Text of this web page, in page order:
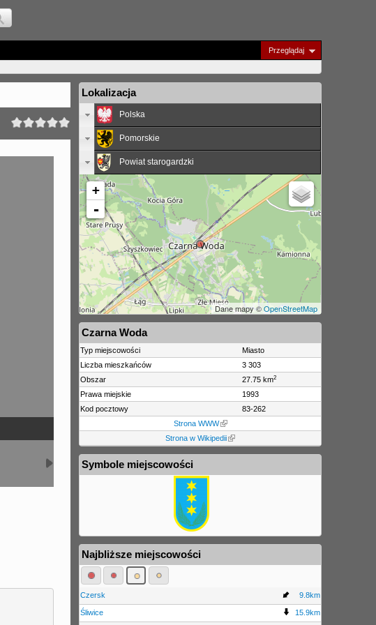
Przeglądaj
Lokalizacja
Polska
Pomorskie
Powiat starogardzki
+
-
Dane mapy ©OpenStreetMap
Czarna Woda
Typ miejscowości
Miasto
Liczba mieszkańców
3 303
Obszar
27.75 km2
Prawa miejskie
1993
Kod pocztowy
83-262
Strona WWW
Strona w Wikipedii
Symbole miejscowości
Najbliższe miejscowości
Czersk 9.8km
Śliwice 15.9km